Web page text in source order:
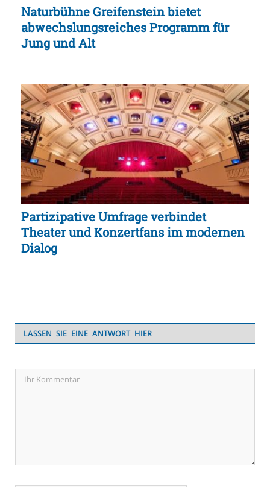
Naturbühne Greifenstein bietet
abwechslungsreiches Programm für
Jung und Alt
Partizipative Umfrage verbindet
Theater und Konzertfans im modernen
Dialog
LASSEN SIE EINE ANTWORT HIER